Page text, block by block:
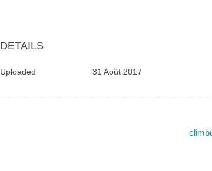
DETAILS
Uploaded 31 Août 2017